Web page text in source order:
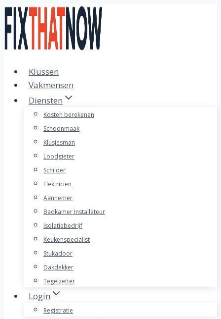
Doorgaan
naar
inhoud
Klussen
Vakmensen
Diensten
Kosten berekenen
Schoonmaak
Klusjesman
Loodgieter
Schilder
Elektricien
Aannemer
Badkamer Installateur
Isolatiebedrijf
Keukenspecialist
Stukadoor
Dakdekker
Tegelzetter
Login
Registratie